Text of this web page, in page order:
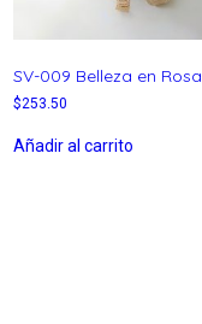
SV-009 Belleza en Rosa
$253.50
Añadir al carrito